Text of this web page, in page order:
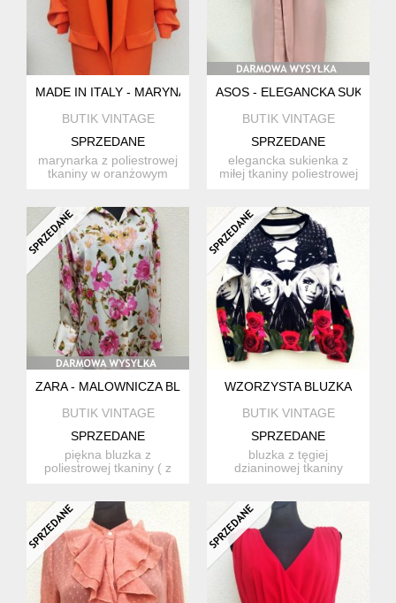
MADE IN ITALY - MARYNARKA
BUTIK VINTAGE
SPRZEDANE
marynarka z poliestrowej
tkaniny w oranżowym
ASOS - ELEGANCKA
BUTIK VINTAGE
SPRZEDANE
elegancka sukienka z
miłej tkaniny poliestrowej
ZARA - MALOWNICZA BLUZKA REZERWACJA
BUTIK VINTAGE
SPRZEDANE
piękna bluzka z
poliestrowej tkaniny ( z
WZORZYSTA BLUZKA
BUTIK VINTAGE
SPRZEDANE
bluzka z tęgiej
dzianinowej tkaniny